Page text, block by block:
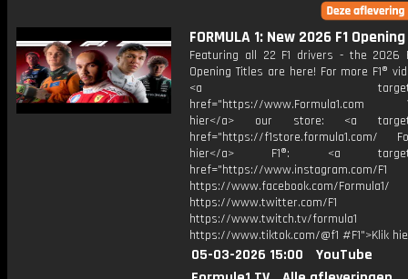
FORMULA 1: New 2026 F1
Featuring all 22 F1 drivers - the 2026
Opening Titles are here! For more F1®
<a
href="https://www.Formula1.com
hier</a> our store: <a
href="https://f1store.formula1.com/
hier</a> F1®: <a
href="https://www.instagram.com/F1
https://www.facebook.com/Formula1/
https://www.twitter.com/F1
https://www.twitch.tv/formula1
https://www.tiktok.com/@f1 #F1">Klik
05-03-2026 15:00
YouTube